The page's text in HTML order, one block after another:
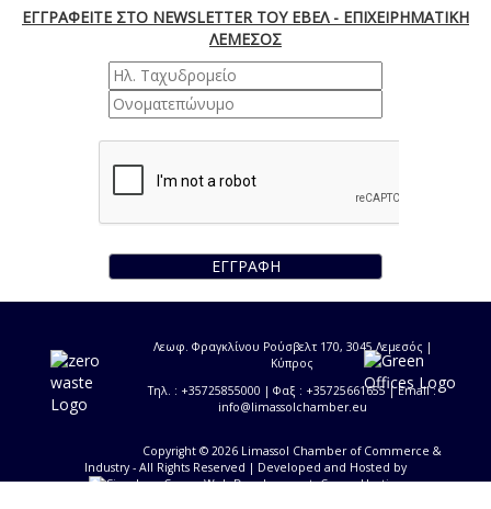
ΕΓΓΡΑΦΕΙΤΕ ΣΤΟ NEWSLETTER ΤΟΥ ΕΒΕΛ - ΕΠΙΧΕΙΡΗΜΑΤΙΚΗ
ΛΕΜΕΣΟΣ
ΕΓΓΡΑΦΗ
Λεωφ. Φραγκλίνου Ρούσβελτ 170, 3045 Λεμεσός |
Κύπρος
Τηλ. : +35725855000 | Φαξ : +35725661655 | Email :
info@limassolchamber.eu
Copyright © 2026 Limassol Chamber of Commerce &
Industry - All Rights Reserved | Developed and Hosted by